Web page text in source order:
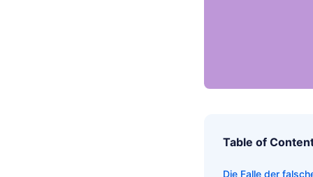
Table of
Die Falle der